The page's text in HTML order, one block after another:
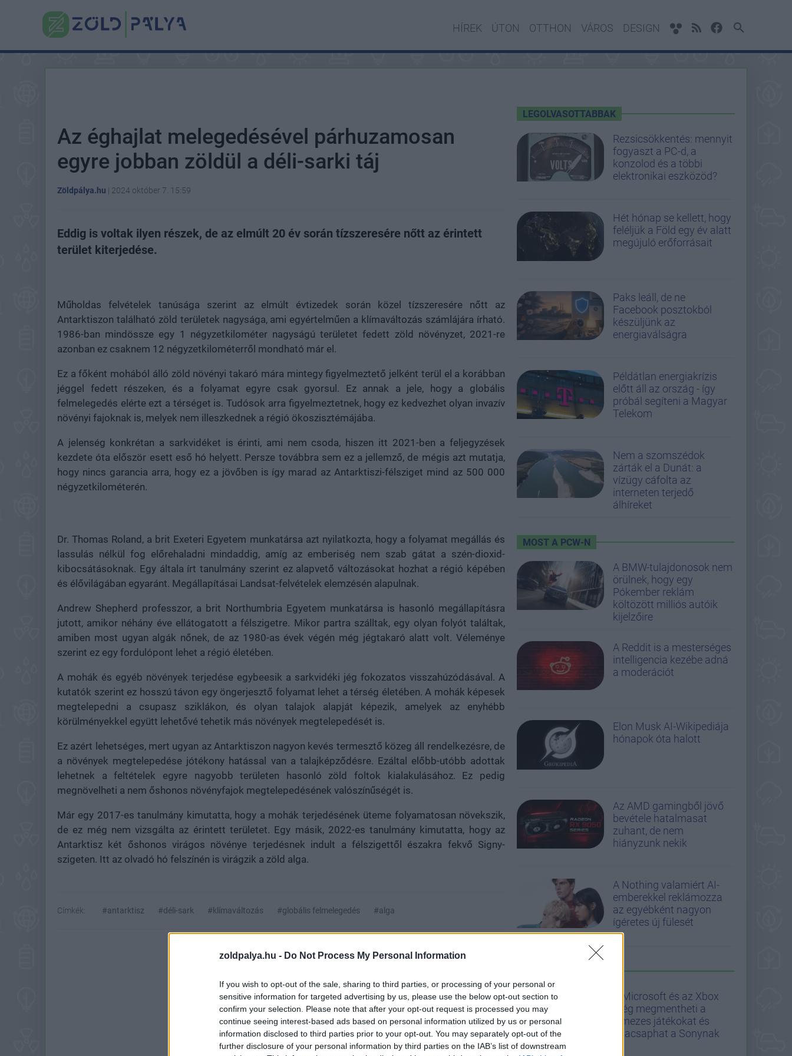
zoldpalya.hu - Do Not Process My Personal Information
If you wish to opt-out of the sale, sharing to third parties, or processing of your personal or
sensitive information for targeted advertising by us, please use the below opt-out section to
confirm your selection. Please note that after your opt-out request is processed you may
continue seeing interest-based ads based on personal information utilized by us or personal
information disclosed to third parties prior to your opt-out. You may separately opt-out of the
further disclosure of your personal information by third parties on the IAB’s list of downstream
HÍREK ÚTON OTTHON VÁROS DESIGN
Az éghajlat melegedésével párhuzamosan
egyre jobban zöldül a déli-sarki táj
Zöldpálya.hu | 2024 október 7. 15:59
Eddig is voltak ilyen részek, de az elmúlt 20 év során tízszeresére nőtt az érintett
terület kiterjedése.
Műholdas felvételek tanúsága szerint az elmúlt évtizedek során közel tízszeresére nőtt az
Antarktiszon található zöld területek nagysága, ami egyértelműen a klímaváltozás számlájára írható.
1986-ban mindössze egy 1 négyzetkilométer nagyságú területet fedett zöld növényzet, 2021-re
azonban ez csaknem 12 négyzetkilométerről mondható már el.
Ez a főként mohából álló zöld növényi takaró mára mintegy figyelmeztető jelként terül el a korábban
jéggel fedett részeken, és a folyamat egyre csak gyorsul. Ez annak a jele, hogy a globális
felmelegedés elérte ezt a térséget is. Tudósok arra figyelmeztetnek, hogy ez kedvezhet olyan invazív
növényi fajoknak is, melyek nem illeszkednek a régió ökoszisztémájába.
A jelenség konkrétan a sarkvidéket is érinti, ami nem csoda, hiszen itt 2021-ben a feljegyzések
kezdete óta először esett eső hó helyett. Persze továbbra sem ez a jellemző, de mégis azt mutatja,
hogy nincs garancia arra, hogy ez a jövőben is így marad az Antarktiszi-félsziget mind az 500 000
négyzetkilométerén.
Dr. Thomas Roland, a brit Exeteri Egyetem munkatársa azt nyilatkozta, hogy a folyamat megállás és
lassulás nélkül fog előrehaladni mindaddig, amíg az emberiség nem szab gátat a szén-dioxid-
kibocsátásoknak. Egy általa írt tanulmány szerint ez alapvető változásokat hozhat a régió képében
és élővilágában egyaránt. Megállapításai Landsat-felvételek elemzésén alapulnak.
Andrew Shepherd professzor, a brit Northumbria Egyetem munkatársa is hasonló megállapításra
jutott, amikor néhány éve ellátogatott a félszigetre. Mikor partra szálltak, egy olyan folyót találtak,
amiben most ugyan algák nőnek, de az 1980-as évek végén még jégtakaró alatt volt. Véleménye
szerint ez egy fordulópont lehet a régió életében.
A mohák és egyéb növények terjedése egybeesik a sarkvidéki jég fokozatos visszahúzódásával. A
kutatók szerint ez hosszú távon egy öngerjesztő folyamat lehet a térség életében. A mohák képesek
megtelepedni a csupasz sziklákon, és olyan talajok alapját képezik, amelyek az enyhébb
körülményekkel együtt lehetővé tehetik más növények megtelepedését is.
Ez azért lehetséges, mert ugyan az Antarktiszon nagyon kevés termesztő közeg áll rendelkezésre, de
a növények megtelepedése jótékony hatással van a talajképződésre. Ezáltal előbb-utóbb adottak
lehetnek a feltételek egyre nagyobb területen hasonló zöld foltok kialakulásához. Ez pedig
megnövelheti a nem őshonos növényfajok megtelepedésének valószínűségét is.
Már egy 2017-es tanulmány kimutatta, hogy a mohák terjedésének üteme folyamatosan növekszik,
de ez még nem vizsgálta az érintett területet. Egy másik, 2022-es tanulmány kimutatta, hogy az
Antarktisz két őshonos virágos növénye terjedésnek indult a félszigettől északra fekvő Signy-
szigeten. Itt az olvadó hó felszínén is virágzik a zöld alga.
Címkék: #antarktisz #déli-sark #klímaváltozás #globális felmelegedés #alga
Hozzászólások
LEGOLVASOTTABBAK
Rezsicsökkentés: mennyit
fogyaszt a PC-d, a
konzolod és a többi
elektronikai eszközöd?
Hét hónap se kellett, hogy
feléljük a Föld egy év alatt
megújuló erőforrásait
Paks leáll, de ne
Facebook posztokból
készüljünk az
energiaválságra
Példátlan energiakrízis
előtt áll az ország - így
próbál segíteni a Magyar
Telekom
Nem a szomszédok
zárták el a Dunát: a
vízügy cáfolta az
interneten terjedő
álhíreket
MOST A PCW-N
A BMW-tulajdonosok nem
örülnek, hogy egy
Pókember reklám
költözött milliós autóik
kijelzőire
A Reddit is a mesterséges
intelligencia kezébe adná
a moderációt
Elon Musk AI-Wikipediája
hónapok óta halott
Az AMD gamingből jövő
bevétele hatalmasat
zuhant, de nem
hiányzunk nekik
A Nothing valamiért AI-
emberekkel reklámozza
az egyébként nagyon
ígéretes új fülesét
A Microsoft és az Xbox
még megmentheti a
lemezes játékokat és
odacsaphat a Sonynak